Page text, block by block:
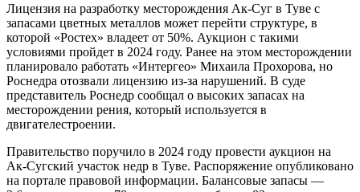
Лицензия на разработку месторождения Ак-Суг в Туве с
запасами цветных металлов может перейти структуре, в
которой «Ростех» владеет от 50%. Аукцион с такими
условиями пройдет в 2024 году. Ранее на этом месторождении
планировало работать «Интергео» Михаила Прохорова, но
Роснедра отозвали лицензию из-за нарушений. В суде
представитель Роснедр сообщал о высоких запасах на
месторождении рения, который используется в
двигателестроении.
Правительство поручило в 2024 году провести аукцион на
Ак-Сугский участок недр в Туве. Распоряжение опубликовано
на портале правовой информации. Балансовые запасы —